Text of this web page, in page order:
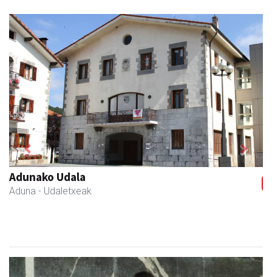
Zabala bitxitegia
Andoain - Bitxitegiak
Previous Next